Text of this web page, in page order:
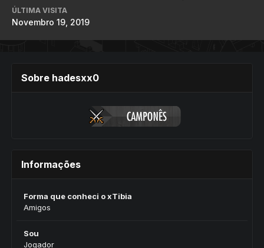
ÚLTIMA VISITA
Novembro 19, 2019
Sobre hadesxx0
Informações
Forma que conheci o xTibia
Amigos
Sou
Jogador